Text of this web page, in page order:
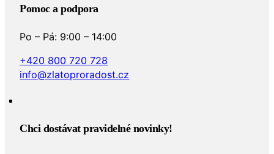
Pomoc a podpora
Po – Pá: 9:00 – 14:00
+420 800 720 728
info@zlatoproradost.cz
Chci dostávat pravidelné novinky!​